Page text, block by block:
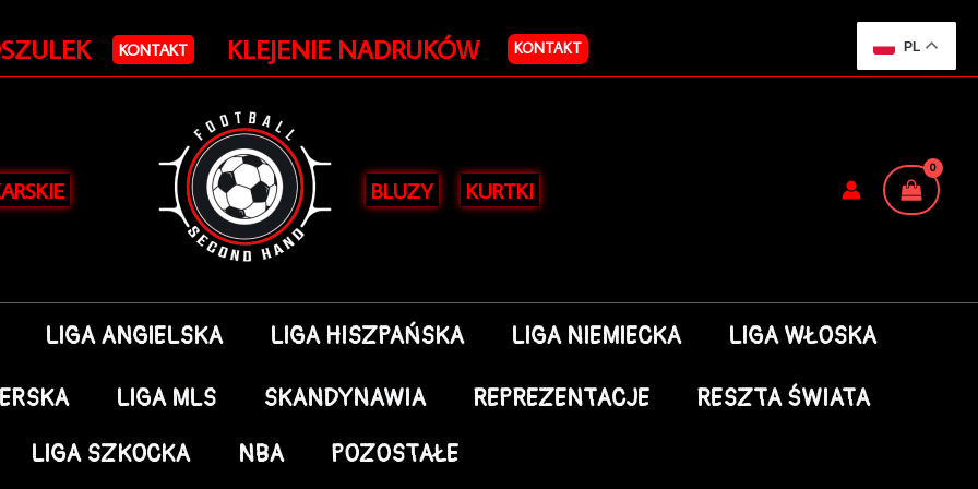
KONTAKT KLEJENIE NADRUKÓW KONTAKT
BLUZY KURTKI
LIGA ANGIELSKA LIGA HISZPAŃSKA LIGA NIEMIECKA LIGA WŁOSKA
LIGA MLS SKANDYNAWIA REPREZENTACJE
RESZTA ŚWIATA
LIGA SZKOCKA
NBA POZOSTAŁE
najnowszych PL